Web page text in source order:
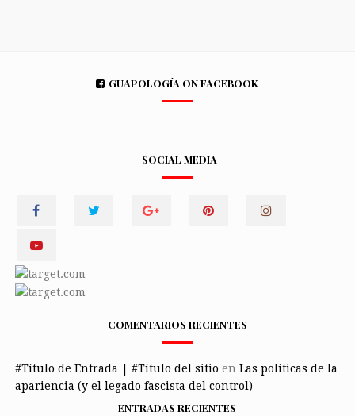
GUAPOLOGÍA ON FACEBOOK
SOCIAL MEDIA
COMENTARIOS RECIENTES
#Título de Entrada | #Título del sitio en Las políticas de la
apariencia (y el legado fascista del control)
ENTRADAS RECIENTES